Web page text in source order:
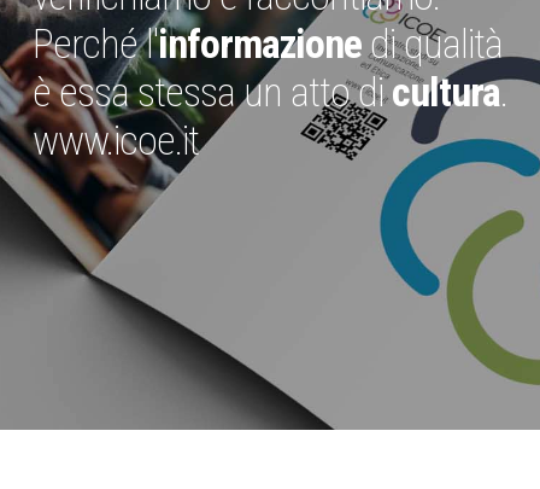
Perché l'informazionedi qualità
è essa stessa un atto dicultura.
www.icoe.it